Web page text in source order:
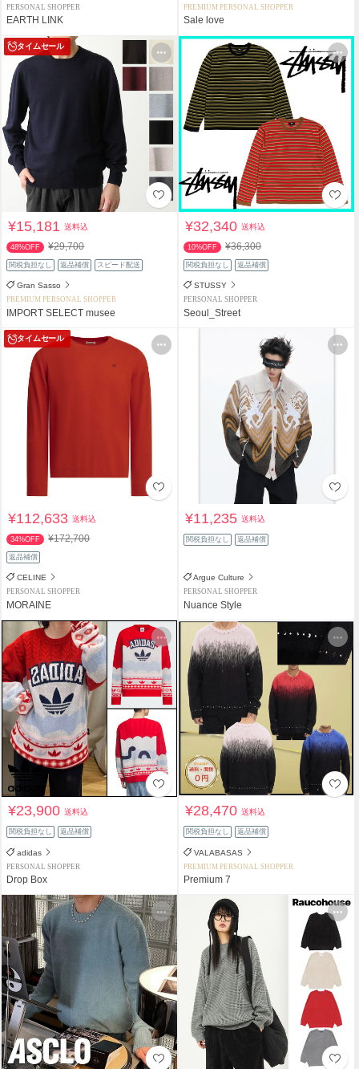
PERSONAL SHOPPER
EARTH LINK
PREMIUM PERSONAL SHOPPER
Sale love
タイムセール
¥15,181送料込
48%OFF ¥29,700
関税負担なし 返品補償 スピード配送
Gran Sasso
PREMIUM PERSONAL SHOPPER
IMPORT SELECT musee
¥32,340送料込
10%OFF ¥36,300
関税負担なし 返品補償
STUSSY
PERSONAL SHOPPER
Seoul_Street
タイムセール
¥112,633送料込
34%OFF ¥172,700
返品補償
CELINE
PERSONAL SHOPPER
MORAINE
¥11,235送料込
関税負担なし 返品補償
Argue Culture
PERSONAL SHOPPER
Nuance Style
¥23,900送料込
関税負担なし 返品補償
adidas
PERSONAL SHOPPER
Drop Box
¥28,470送料込
関税負担なし 返品補償
VALABASAS
PREMIUM PERSONAL SHOPPER
Premium 7